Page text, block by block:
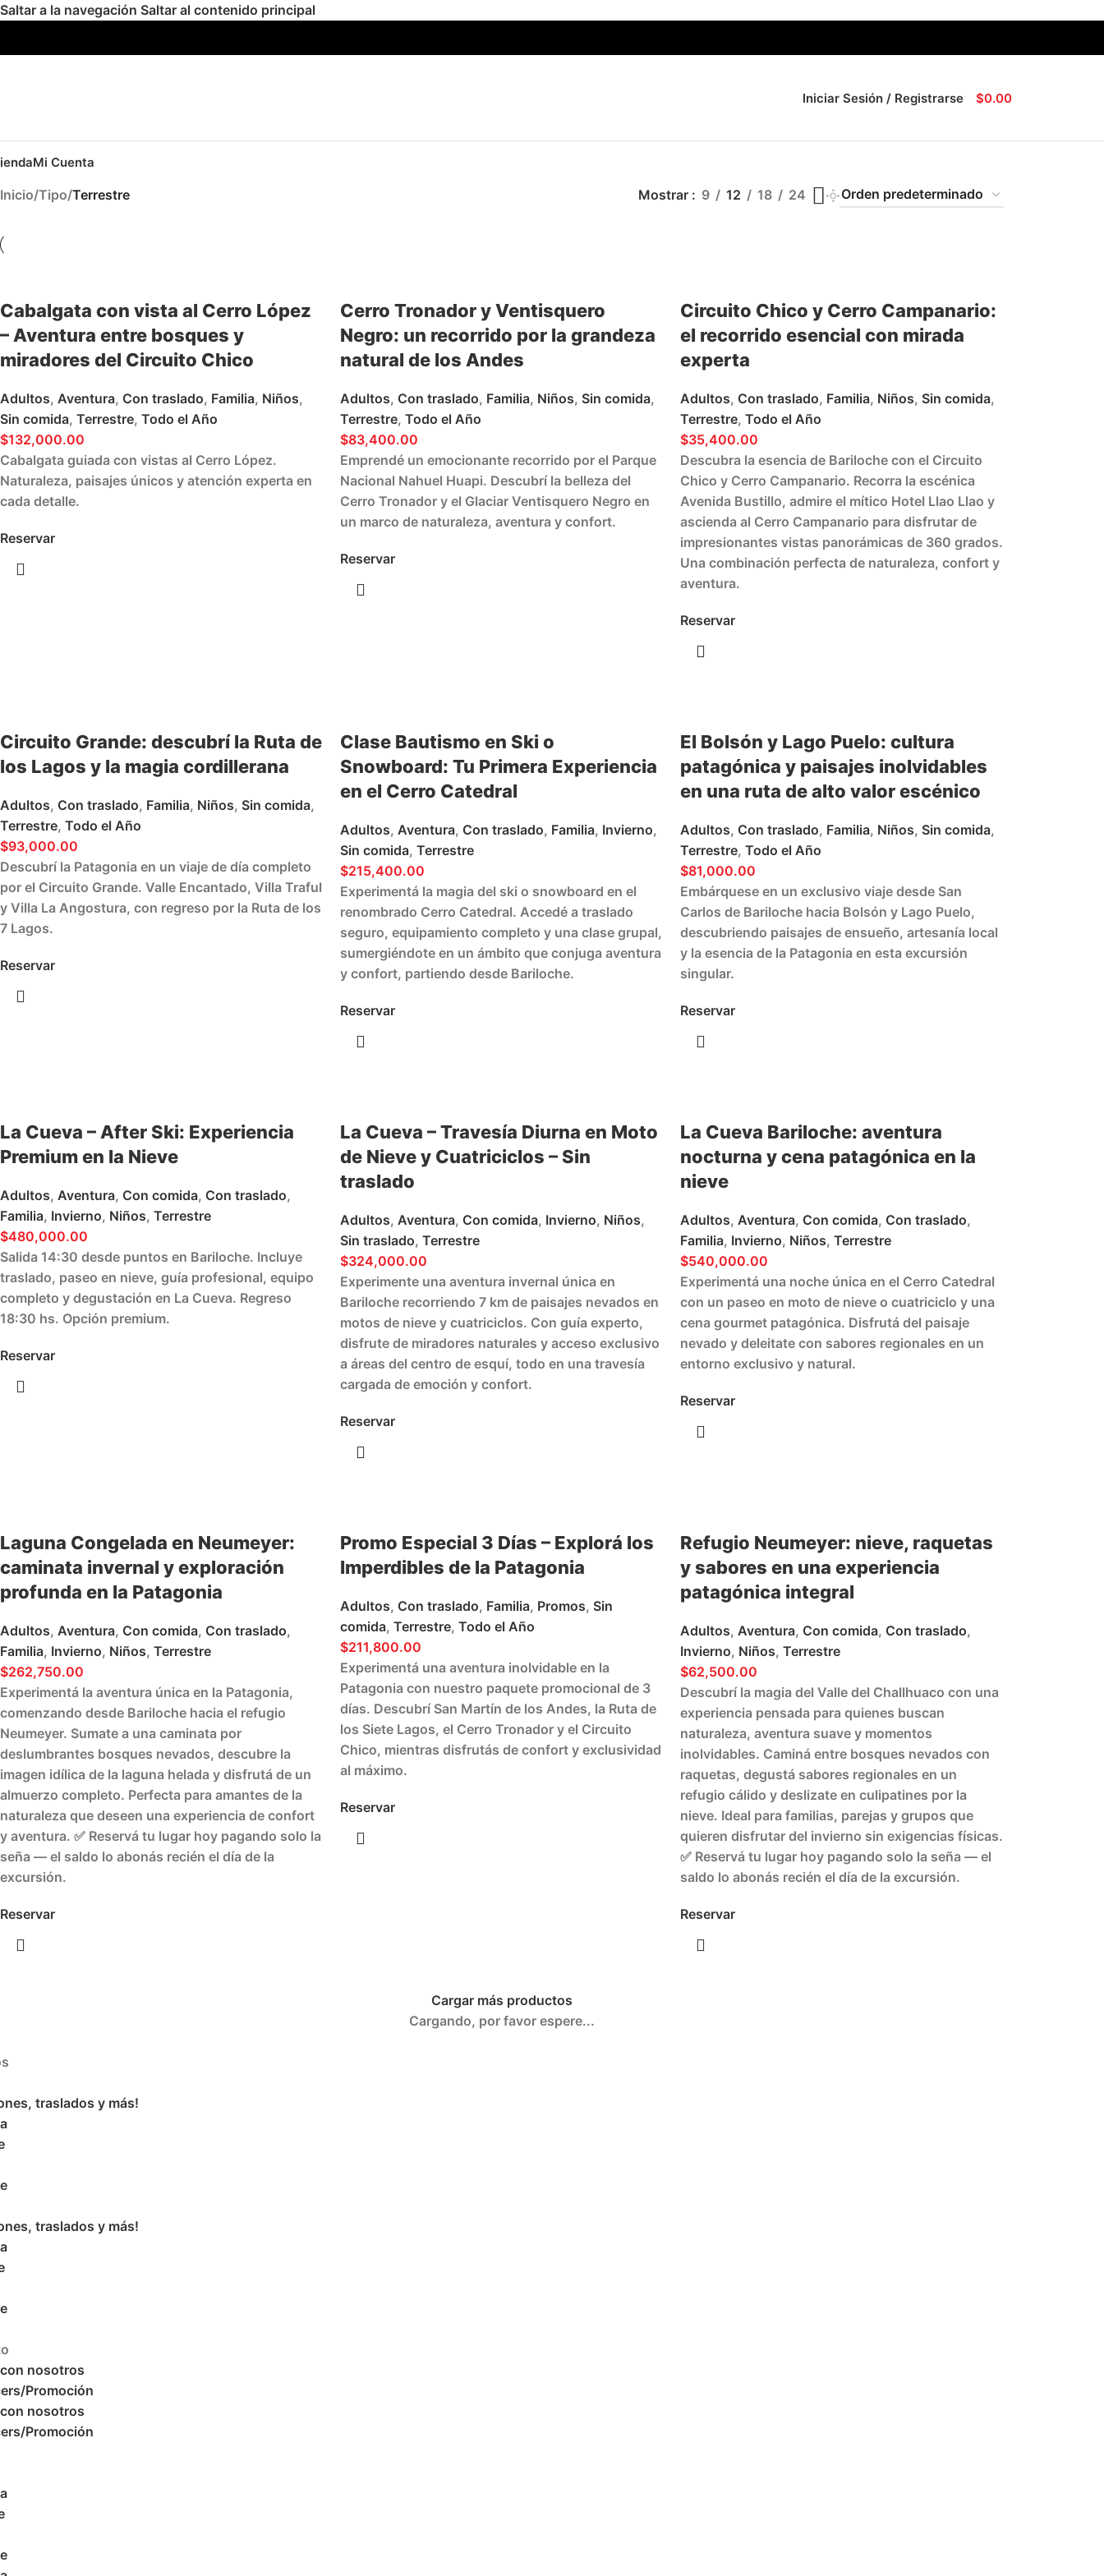
Saltar a la navegación Saltar al contenido principal
Iniciar Sesión / Registrarse $0.00
Mi Cuenta
Inicio/Tipo/Terrestre Mostrar 9 12 18 24
Cabalgata con vista al Cerro López
– Aventura entre bosques y
miradores del Circuito Chico
Adultos, Aventura, Con traslado, Familia, Niños,
Sin comida, Terrestre, Todo el Año
$132,000.00
Cabalgata guiada con vistas al Cerro López.
Naturaleza, paisajes únicos y atención experta en
cada detalle.
Reservar
Cerro Tronador y Ventisquero
Negro: un recorrido por la grandeza
natural de los Andes
Adultos, Con traslado, Familia, Niños, Sin comida,
Terrestre, Todo el Año
$83,400.00
Emprendé un emocionante recorrido por el Parque
Nacional Nahuel Huapi. Descubrí la belleza del
Cerro Tronador y el Glaciar Ventisquero Negro en
un marco de naturaleza, aventura y confort.
Reservar
Circuito Chico y Cerro Campanario:
el recorrido esencial con mirada
experta
Adultos, Con traslado, Familia, Niños, Sin comida,
Terrestre, Todo el Año
$35,400.00
Descubra la esencia de Bariloche con el Circuito
Chico y Cerro Campanario. Recorra la escénica
Avenida Bustillo, admire el mítico Hotel Llao Llao y
ascienda al Cerro Campanario para disfrutar de
impresionantes vistas panorámicas de 360 grados.
Una combinación perfecta de naturaleza, confort y
aventura.
Reservar
Circuito Grande: descubrí la Ruta de
los Lagos y la magia cordillerana
Adultos, Con traslado, Familia, Niños, Sin comida,
Terrestre, Todo el Año
$93,000.00
Descubrí la Patagonia en un viaje de día completo
por el Circuito Grande. Valle Encantado, Villa Traful
y Villa La Angostura, con regreso por la Ruta de los
7 Lagos.
Reservar
Clase Bautismo en Ski o
Snowboard: Tu Primera Experiencia
en el Cerro Catedral
Adultos, Aventura, Con traslado, Familia, Invierno,
Sin comida, Terrestre
$215,400.00
Experimentá la magia del ski o snowboard en el
renombrado Cerro Catedral. Accedé a traslado
seguro, equipamiento completo y una clase grupal,
sumergiéndote en un ámbito que conjuga aventura
y confort, partiendo desde Bariloche.
Reservar
El Bolsón y Lago Puelo: cultura
patagónica y paisajes inolvidables
en una ruta de alto valor escénico
Adultos, Con traslado, Familia, Niños, Sin comida,
Terrestre, Todo el Año
$81,000.00
Embárquese en un exclusivo viaje desde San
Carlos de Bariloche hacia Bolsón y Lago Puelo,
descubriendo paisajes de ensueño, artesanía local
y la esencia de la Patagonia en esta excursión
singular.
Reservar
La Cueva – After Ski: Experiencia
Premium en la Nieve
Adultos, Aventura, Con comida, Con traslado,
Familia, Invierno, Niños, Terrestre
$480,000.00
Salida 14:30 desde puntos en Bariloche. Incluye
traslado, paseo en nieve, guía profesional, equipo
completo y degustación en La Cueva. Regreso
18:30 hs. Opción premium.
Reservar
La Cueva – Travesía Diurna en Moto
de Nieve y Cuatriciclos – Sin
traslado
Adultos, Aventura, Con comida, Invierno, Niños,
Sin traslado, Terrestre
$324,000.00
Experimente una aventura invernal única en
Bariloche recorriendo 7 km de paisajes nevados en
motos de nieve y cuatriciclos. Con guía experto,
disfrute de miradores naturales y acceso exclusivo
a áreas del centro de esquí, todo en una travesía
cargada de emoción y confort.
Reservar
La Cueva Bariloche: aventura
nocturna y cena patagónica en la
nieve
Adultos, Aventura, Con comida, Con traslado,
Familia, Invierno, Niños, Terrestre
$540,000.00
Experimentá una noche única en el Cerro Catedral
con un paseo en moto de nieve o cuatriciclo y una
cena gourmet patagónica. Disfrutá del paisaje
nevado y deleitate con sabores regionales en un
entorno exclusivo y natural.
Reservar
Laguna Congelada en Neumeyer:
caminata invernal y exploración
profunda en la Patagonia
Adultos, Aventura, Con comida, Con traslado,
Familia, Invierno, Niños, Terrestre
$262,750.00
Experimentá la aventura única en la Patagonia,
comenzando desde Bariloche hacia el refugio
Neumeyer. Sumate a una caminata por
deslumbrantes bosques nevados, descubre la
imagen idílica de la laguna helada y disfrutá de un
almuerzo completo. Perfecta para amantes de la
naturaleza que deseen una experiencia de confort
y aventura. ✅ Reservá tu lugar hoy pagando solo la
seña — el saldo lo abonás recién el día de la
excursión.
Reservar
Promo Especial 3 Días – Explorá los
Imperdibles de la Patagonia
Adultos, Con traslado, Familia, Promos, Sin
comida, Terrestre, Todo el Año
$211,800.00
Experimentá una aventura inolvidable en la
Patagonia con nuestro paquete promocional de 3
días. Descubrí San Martín de los Andes, la Ruta de
los Siete Lagos, el Cerro Tronador y el Circuito
Chico, mientras disfrutás de confort y exclusividad
al máximo.
Reservar
Refugio Neumeyer: nieve, raquetas
y sabores en una experiencia
patagónica integral
Adultos, Aventura, Con comida, Con traslado,
Invierno, Niños, Terrestre
$62,500.00
Descubrí la magia del Valle del Challhuaco con una
experiencia pensada para quienes buscan
naturaleza, aventura suave y momentos
inolvidables. Caminá entre bosques nevados con
raquetas, degustá sabores regionales en un
refugio cálido y deslizate en culipatines por la
nieve. Ideal para familias, parejas y grupos que
quieren disfrutar del invierno sin exigencias físicas.
✅ Reservá tu lugar hoy pagando solo la seña — el
saldo lo abonás recién el día de la excursión.
Reservar
Cargar más productos
Cargando, por favor espere...
traslados y más!
traslados y más!
nosotros
Promoción
nosotros
Promoción